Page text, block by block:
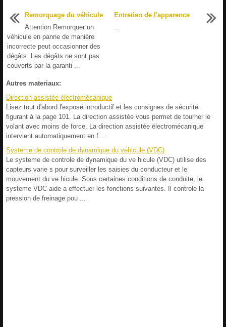
Remorquage du véhicule
Attention Remorquer un
véhicule en panne de manière
incorrecte peut occasionner des
dégâts. Les dégâts ne sont pas
couverts par la garanti ...
Entretien de l'apparence
Autres materiaux:
Direction assistée électromécanique
Lisez tout d'abord l'exposé introductif et les consignes de sécurité
figurant à la page 101. La direction assistée vous permet de tourner le
volant avec moins de force. La direction assistée électromécanique
intervient automatiquement en f ...
Systeme de controle de dynamique du vehicule (VDC)
Le systeme de controle de dynamique du ve hicule (VDC) utilise des
capteurs varie s pour surveiller les saisies du conducteur et le
mouvement du ve hicule. Sous certaines conditions de conduite, le
systeme VDC aide a effectuer les fonctions suivantes. Il controle la
pression de freinage pou ...